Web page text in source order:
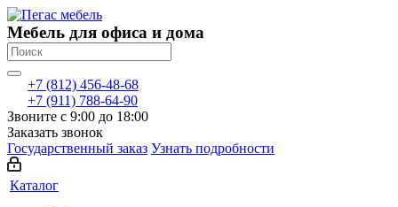
Мебель для офиса и дома
+7 (812) 456-48-68
+7 (911) 788-64-90
Звоните с 9:00 до 18:00
Заказать звонок
Государственный заказ Узнать подробности
Каталог